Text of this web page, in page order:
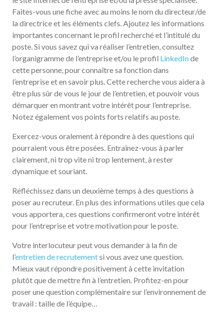
Faites-vous une fiche avec au moins le nom du directeur/de
la directrice et les éléments clefs. Ajoutez les informations
importantes concernant le profil recherché et l’intitulé du
poste. Si vous savez qui va réaliser l’entretien, consultez
l’organigramme de l’entreprise et/ou le profil LinkedInde
cette personne, pour connaître sa fonction dans
l’entreprise et en savoir plus. Cette recherche vous aidera à
être plus sûr de vous le jour de l’entretien, et pouvoir vous
démarquer en montrant votre intérêt pour l’entreprise.
Notez également vos points forts relatifs au poste.
Exercez-vous oralement à répondre à des questions qui
pourraient vous être posées. Entraînez-vous à parler
clairement, ni trop vite ni trop lentement, à rester
dynamique et souriant.
Réfléchissez dans un deuxième temps à des questions à
poser au recruteur. En plus des informations utiles que cela
vous apportera, ces questions confirmeront votre intérêt
pour l’entreprise et votre motivation pour le poste.
Votre interlocuteur peut vous demander à la fin de
l’entretien de recrutementsi vous avez une question.
Mieux vaut répondre positivement à cette invitation
plutôt que de mettre fin à l’entretien. Profitez-en pour
poser une question complémentaire sur l’environnement de
travail : taille de l’équipe…